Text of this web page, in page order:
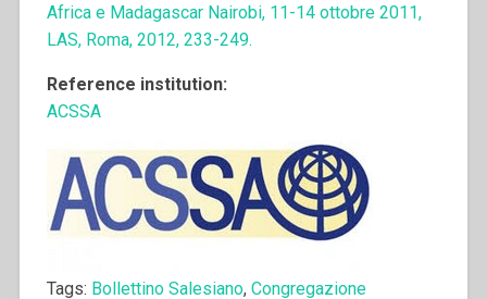
Africa e Madagascar Nairobi, 11-14 ottobre 2011,
LAS, Roma, 2012, 233-249.
Reference institution:
ACSSA
Tags: Bollettino Salesiano, Congregazione